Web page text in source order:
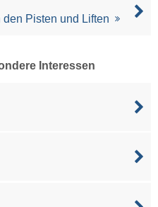
Pisten und Liften
Interessen